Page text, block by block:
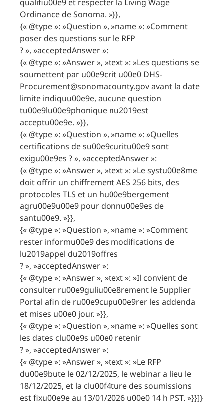
qualifiu00e9 et respecter la Living Wage
Ordinance de Sonoma. »}},
{« @type »: »Question », »name »: »Comment
poser des questions sur le RFP
? », »acceptedAnswer »:
{« @type »: »Answer », »text »: »Les questions se
soumettent par u00e9crit u00e0 DHS-
Procurement@sonomacounty.gov avant la date
limite indiquu00e9e, aucune question
tu00e9lu00e9phonique nu2019est
acceptu00e9e. »}},
{« @type »: »Question », »name »: »Quelles
certifications de su00e9curitu00e9 sont
exigu00e9es ? », »acceptedAnswer »:
{« @type »: »Answer », »text »: »Le systu00e8me
doit offrir un chiffrement AES 256 bits, des
protocoles TLS et un hu00e9bergement
agru00e9u00e9 pour donnu00e9es de
santu00e9. »}},
{« @type »: »Question », »name »: »Comment
rester informu00e9 des modifications de
lu2019appel du2019offres
? », »acceptedAnswer »:
{« @type »: »Answer », »text »: »Il convient de
consulter ru00e9guliu00e8rement le Supplier
Portal afin de ru00e9cupu00e9rer les addenda
et mises u00e0 jour. »}},
{« @type »: »Question », »name »: »Quelles sont
les dates clu00e9s u00e0 retenir
? », »acceptedAnswer »:
{« @type »: »Answer », »text »: »Le RFP
du00e9bute le 02/12/2025, le webinar a lieu le
18/12/2025, et la clu00f4ture des soumissions
est fixu00e9e au 13/01/2026 u00e0 14 h PST. »}}]}